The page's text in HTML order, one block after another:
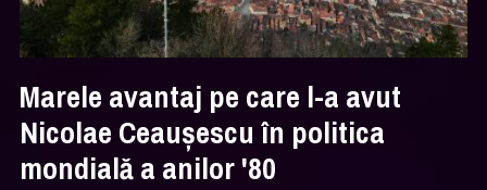
Marele avantaj pe care l-a avut
Nicolae Ceauşescu în politica
mondială a anilor '80